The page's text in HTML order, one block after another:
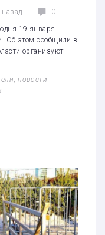
назад 0
19 января
Об этом сообщили в
организуют
,новости